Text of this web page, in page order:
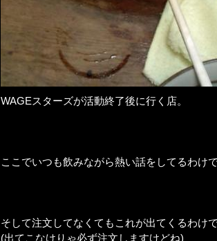
WAGEスターズが活動終了後に行く店。
ここでいつも飲みながら熱い話をしてるわけ
そして注文してなくてもこれが出てくるわけ
(出てこなけりゃ必ず注文しますけどね)